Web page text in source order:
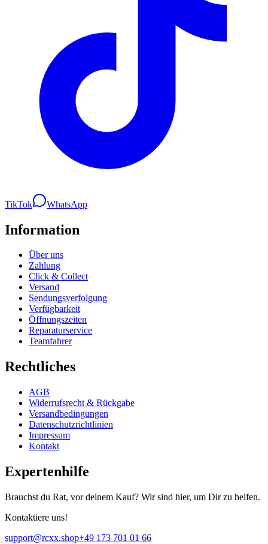
TikTok WhatsApp
Information
Über uns
Zahlung
Click & Collect
Versand
Sendungsverfolgung
Verfügbarkeit
Öffnungszeiten
Reparaturservice
Teamfahrer
Rechtliches
AGB
Widerrufsrecht & Rückgabe
Versandbedingungen
Datenschutzrichtlinien
Impressum
Kontakt
Expertenhilfe
Brauchst du Rat, vor deinem Kauf? Wir sind hier, um Dir zu helfen.
Kontaktiere uns!
support@rcxx.shop+49 173 701 01 66